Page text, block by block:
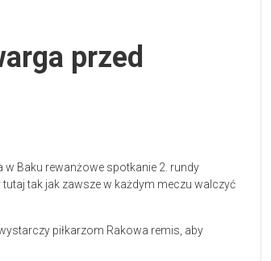
przed
Baku rewanżowe spotkanie 2. rundy
tak jak zawsze w każdym meczu walczyć
piłkarzom Rakowa remis, aby